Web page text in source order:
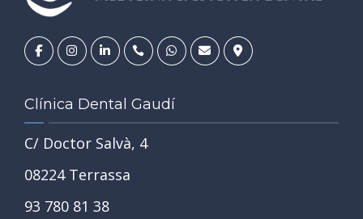
Clínica Dental Gaudí
C/ Doctor Salvà, 4
08224 Terrassa
93 780 81 38